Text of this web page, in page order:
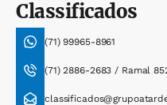
Classificados
(71) 99965-8961
(71) 2886-2683 / Ramal